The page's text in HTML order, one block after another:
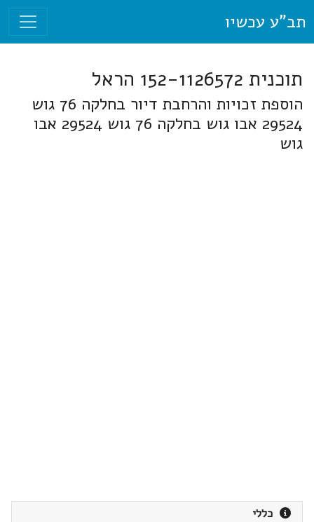
תב"ע עכשיו
תוכנית 152-1126572 הראל
הוספת זכויות והרחבת דיור בחלקה 76 גוש
29524 אבו גוש בחלקה 76 גוש 29524 אבו
גוש
כללי